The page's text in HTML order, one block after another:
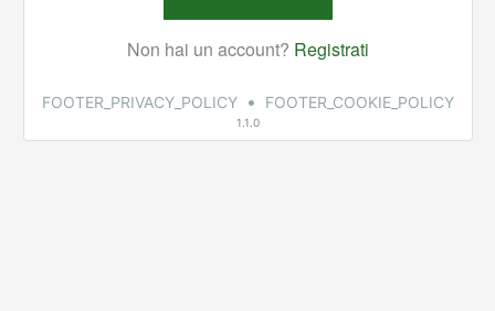
FOOTER_PRIVACY_POLICY • FOOTER_COOKIE_POLICY
1.1.0